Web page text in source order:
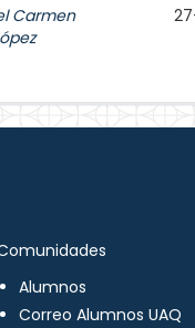
Carmen
Alumnos
Correo Alumnos UAQ